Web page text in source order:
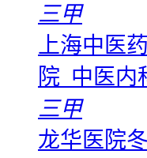
三甲
上海中医
院 中医内
三甲
龙华医院